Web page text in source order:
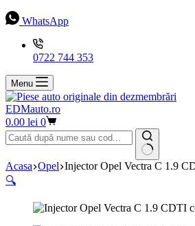
WhatsApp
0722 744 353
Menu
EDMauto.ro
Coș
de
cumpărături
0.00 lei 0
Niciun
rezultat
Acasa Opel Injector Opel Vectra C 1.9
🔍